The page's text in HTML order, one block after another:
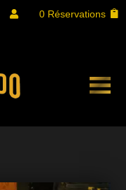
 0 Réservations